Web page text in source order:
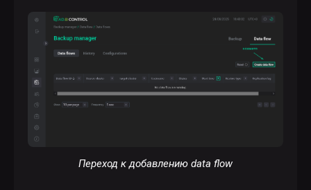
Переход к добавлению data flow